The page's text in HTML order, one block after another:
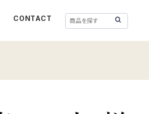
CONTACT